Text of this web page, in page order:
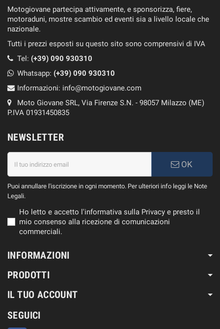
Motogiovane partecipa attivamente, e sponsorizza, fiere,
motoraduni, mostre scambio ed eventi sia a livello locale che
nazionale.
Tutti i prezzi esposti su questo sito sono comprensivi di IVA
Tel: (+39) 090 930310
Whatsapp: (+39) 090 930310
Informazioni: info@motogiovane.com
Moto Giovane SRL, Via Firenze S.N. - 98057 Milazzo (ME)
P.IVA 01931450835
NEWSLETTER
OK
Puoi annullare l'iscrizione in ogni momento. Per ulteriori info leggi le Note
Legali.
Ho letto e accetto l'informativa sulla Privacy e presto il
mio consenso alla ricezione di comunicazioni
commerciali.
INFORMAZIONI
PRODOTTI
IL TUO ACCOUNT
SEGUICI